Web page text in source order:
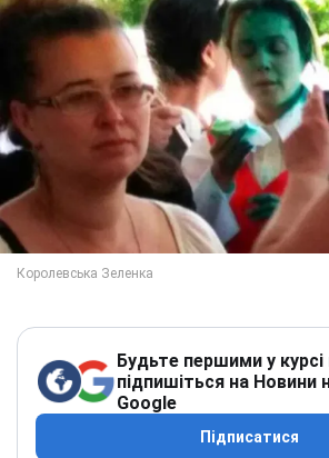
Будьте першими у
підпишіться на Новини
Google
Підписатися